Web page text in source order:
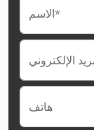
الاسم*
هاتف